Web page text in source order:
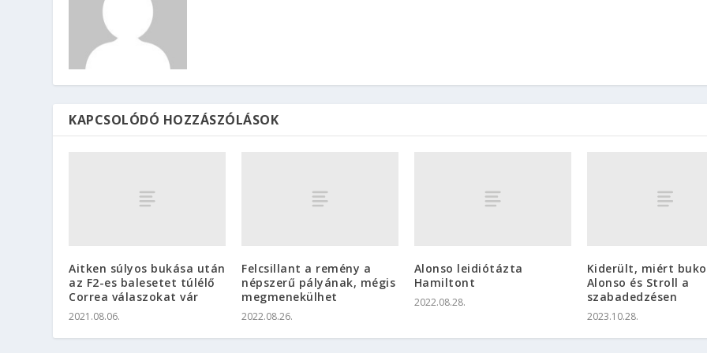
KAPCSOLÓDÓ HOZZÁSZÓLÁSOK
Aitken súlyos bukása után
az F2-es balesetet túlélő
Correa válaszokat vár
2021.08.06.
Felcsillant a remény a
népszerű pályának, mégis
megmenekülhet
2022.08.26.
Alonso leidiótázta
Hamiltont
2022.08.28.
Kiderült, miért
Alonso és Stroll a
szabadedzésen
2023.10.28.